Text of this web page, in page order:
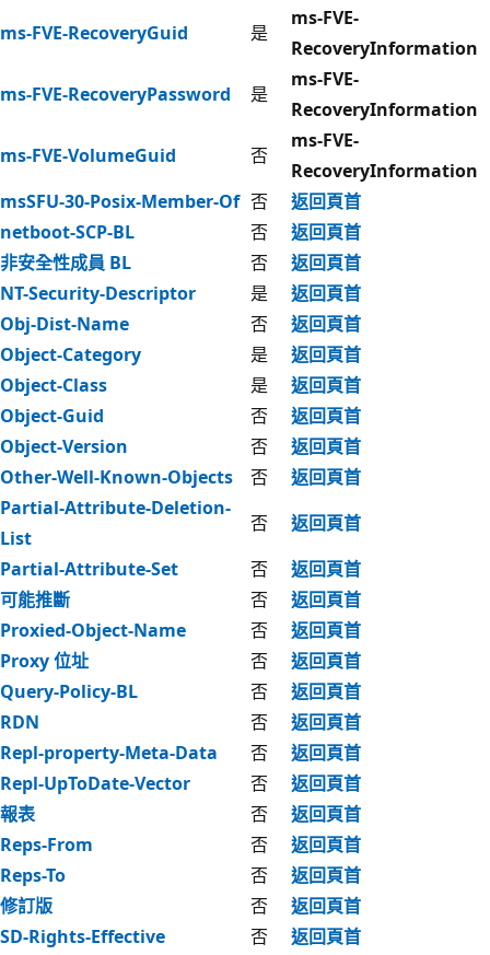
ms-FVE-RecoveryGuid
是
ms-FVE-
RecoveryInformation
ms-FVE-RecoveryPassword
是
ms-FVE-
RecoveryInformation
ms-FVE-VolumeGuid
否
ms-FVE-
RecoveryInformation
msSFU-30-Posix-Member-Of 否
返回頁首
netboot-SCP-BL
否
返回頁首
非安全性成員 BL
否
返回頁首
NT-Security-Descriptor
是
返回頁首
Obj-Dist-Name
否
返回頁首
Object-Category
是
返回頁首
Object-Class
是
返回頁首
Object-Guid
否
返回頁首
Object-Version
否
返回頁首
Other-Well-Known-Objects
否
返回頁首
Partial-Attribute-Deletion-
List
否
返回頁首
Partial-Attribute-Set
否
返回頁首
可能推斷
否
返回頁首
Proxied-Object-Name
否
返回頁首
Proxy 位址
否
返回頁首
Query-Policy-BL
否
返回頁首
RDN
否
返回頁首
Repl-property-Meta-Data
否
返回頁首
Repl-UpToDate-Vector
否
返回頁首
報表
否
返回頁首
Reps-From
否
返回頁首
Reps-To
否
返回頁首
修訂版
否
返回頁首
SD-Rights-Effective
否
返回頁首